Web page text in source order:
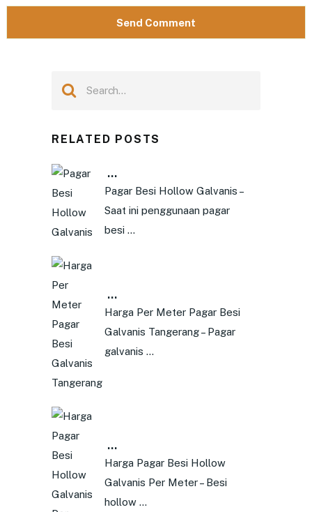
RELATED POSTS
…
Pagar Besi Hollow Galvanis –
Saat ini penggunaan pagar
besi …
…
Harga Per Meter Pagar Besi
Galvanis Tangerang – Pagar
galvanis …
…
Harga Pagar Besi Hollow
Galvanis Per Meter – Besi
hollow …